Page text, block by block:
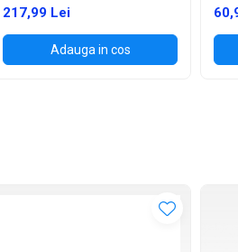
217,99 Lei
Adauga in cos